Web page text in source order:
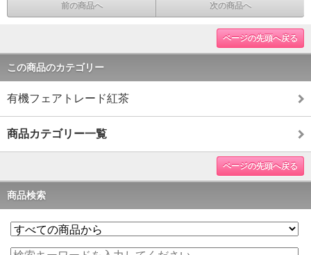
前の商品へ 次の商品へ
ページの先頭へ戻る
この商品のカテゴリー
有機フェアトレード紅茶
商品カテゴリー一覧
ページの先頭へ戻る
商品検索